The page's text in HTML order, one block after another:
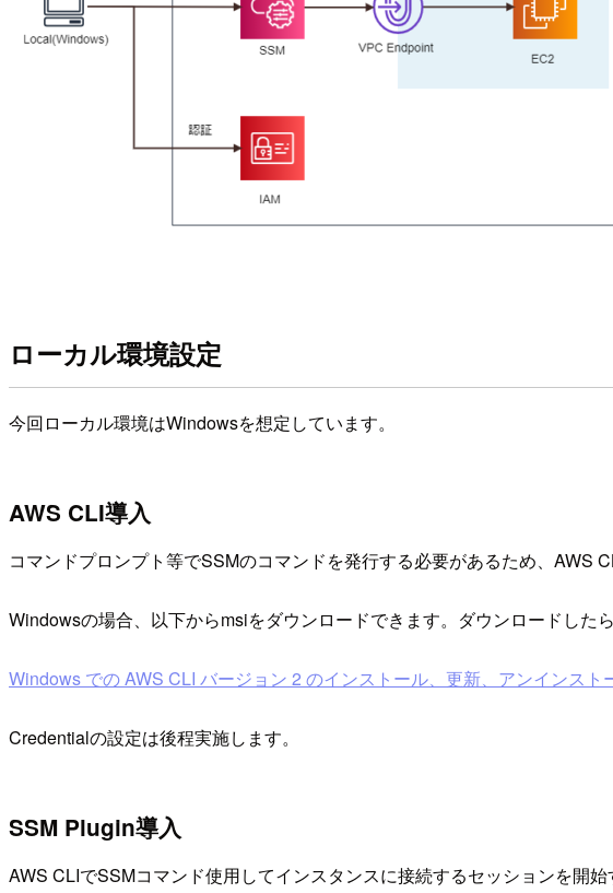
ローカル環境設定
今回ローカル環境はWindowsを想定しています。
AWS CLI導入
コマンドプロンプト等でSSMのコマンドを発行する必要があるため、AWS
Windowsの場合、以下からmsiをダウンロードできます。ダウンロードした
Windows での AWS CLI バージョン 2 のインストール、更新、アンインスト
Credentialの設定は後程実施します。
SSM Plugin導入
AWS CLIでSSMコマンド使用してインスタンスに接続するセッションを開始